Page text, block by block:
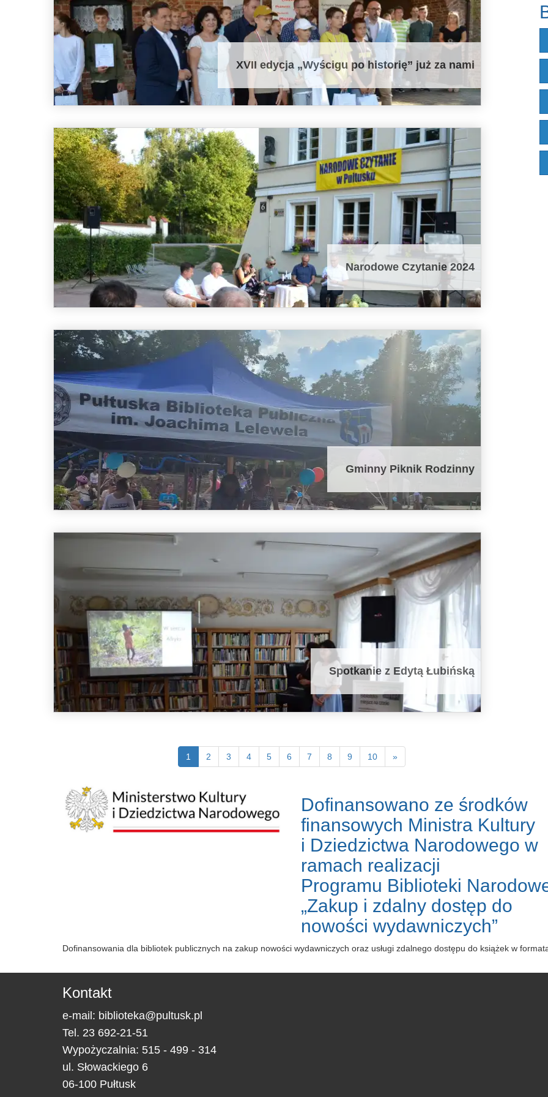
XVII edycja „Wyścigu po historię” już za nami
Narodowe Czytanie 2024
Gminny Piknik Rodzinny
Spotkanie z Edytą Łubińską
1 2 3 4 5 6 7 8 9 10 »
Dofinansowano ze środków
finansowych Ministra Kultury
i Dziedzictwa Narodowego w
ramach realizacji
Programu Biblioteki
„Zakup i zdalny dostęp do
nowości wydawniczych”
Dofinansowania dla bibliotek publicznych na zakup nowości wydawniczych oraz usługi zdalnego dostępu do książek w
Kontakt
e-mail: biblioteka@pultusk.pl
Tel. 23 692-21-51
Wypożyczalnia: 515 - 499 - 314
ul. Słowackiego 6
06-100 Pułtusk